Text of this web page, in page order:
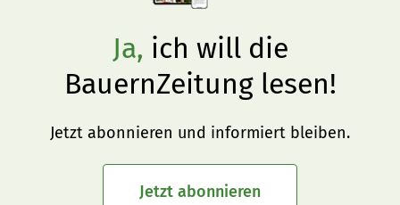
Ja, ich will die
BauernZeitung lesen!
Jetzt abonnieren und informiert bleiben.
Jetzt abonnieren